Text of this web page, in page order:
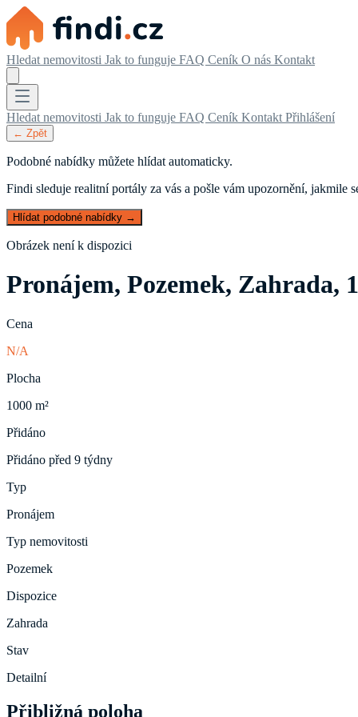
Hledat nemovitosti Jak to funguje FAQ Ceník O nás Kontakt
Hledat nemovitosti Jak to funguje FAQ Ceník Kontakt Přihlášení
← Zpět
Podobné nabídky můžete hlídat automaticky.
Findi sleduje realitní portály za vás a pošle vám upozornění, jakmile
Hlídat podobné nabídky →
Obrázek není k dispozici
Pronájem, Pozemek, Zahrada,
Cena
N/A
Plocha
1000 m²
Přidáno
Přidáno před 9 týdny
Typ
Pronájem
Typ nemovitosti
Pozemek
Dispozice
Zahrada
Stav
Detailní
Přibližná poloha